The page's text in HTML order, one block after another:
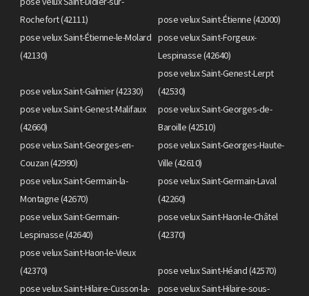
Rochefort (42111)
pose velux Saint-Étienne (42000)
pose velux Saint-Étienne-le-Molard
(42130)
pose velux Saint-Forgeux-
Lespinasse (42640)
pose velux Saint-Galmier (42330)
pose velux Saint-Genest-Lerpt
(42530)
pose velux Saint-Genest-Malifaux
(42660)
pose velux Saint-Georges-de-
Baroille (42510)
pose velux Saint-Georges-en-
Couzan (42990)
pose velux Saint-Georges-Haute-
Ville (42610)
pose velux Saint-Germain-la-
Montagne (42670)
pose velux Saint-Germain-Laval
(42260)
pose velux Saint-Germain-
Lespinasse (42640)
pose velux Saint-Haon-le-Châtel
(42370)
pose velux Saint-Haon-le-Vieux
(42370)
pose velux Saint-Héand (42570)
pose velux Saint-Hilaire-Cusson-la-
pose velux Saint-Hilaire-sous-